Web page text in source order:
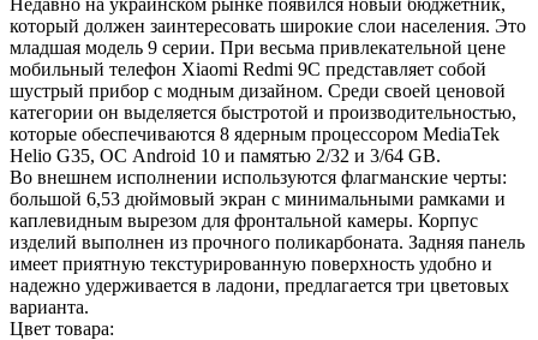
который должен заинтересовать широкие слои населения. Это
младшая модель 9 серии. При весьма привлекательной цене
мобильный телефон Xiaomi Redmi 9C представляет собой
шустрый прибор с модным дизайном. Среди своей ценовой
категории он выделяется быстротой и производительностью,
которые обеспечиваются 8 ядерным процессором MediaTek
Helio G35, ОС Android 10 и памятью 2/32 и 3/64 GB.
Во внешнем исполнении используются флагманские черты:
большой 6,53 дюймовый экран с минимальными рамками и
каплевидным вырезом для фронтальной камеры. Корпус
изделий выполнен из прочного поликарбоната. Задняя панель
имеет приятную текстурированную поверхность удобно и
надежно удерживается в ладони, предлагается три цветовых
варианта.
Цвет товара: